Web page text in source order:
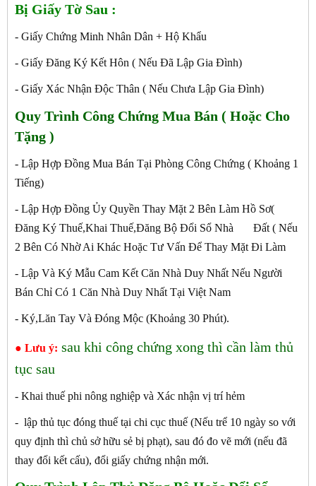
Bị Giấy Tờ Sau :
- Giấy Chứng Minh Nhân Dân + Hộ Khẩu
- Giấy Đăng Ký Kết Hôn ( Nếu Đã Lập Gia Đình)
- Giấy Xác Nhận Độc Thân ( Nếu Chưa Lập Gia Đình)
Quy Trình Công Chứng Mua Bán ( Hoặc Cho
Tặng )
- Lập Hợp Đồng Mua Bán Tại Phòng Công Chứng ( Khoảng 1
Tiếng)
- Lập Hợp Đồng Ủy Quyền Thay Mặt 2 Bên Làm Hồ Sơ(
Đăng Ký Thuế,Khai Thuế,Đăng Bộ Đổi Sổ Nhà Đất ( Nếu
2 Bên Có Nhờ Ai Khác Hoặc Tư Vấn Để Thay Mặt Đi Làm
- Lập Và Ký Mẫu Cam Kết Căn Nhà Duy Nhất Nếu Người
Bán Chỉ Có 1 Căn Nhà Duy Nhất Tại Việt Nam
- Ký,Lăn Tay Và Đóng Mộc (Khoảng 30 Phút).
● Lưu ý: sau khi công chứng xong thì cần làm thủ
tục sau
- Khai thuế phi nông nghiệp và Xác nhận vị trí hẻm
- lập thủ tục đóng thuế tại chi cục thuế (Nếu trể 10 ngày so với
quy định thì chủ sở hữu sẻ bị phạt), sau đó đo vẽ mới (nếu đã
thay đổi kết cấu), đổi giấy chứng nhận mới.